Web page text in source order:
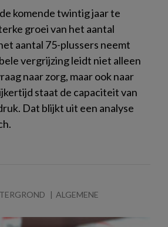
komende twintig jaar te
groei van het aantal
aantal 75-plussers neemt
vergrijzing leidt niet alleen
naar zorg, maar ook naar
staat de capaciteit van
Dat blijkt uit een analyse
ALGEMENE